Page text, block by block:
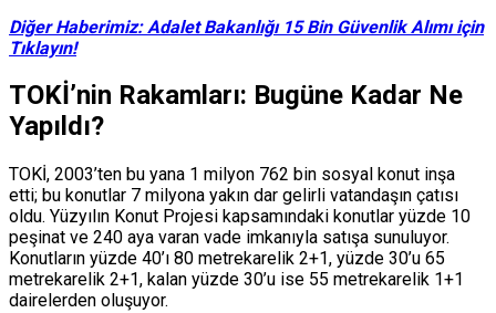
Diğer Haberimiz: Adalet Bakanlığı 15 Bin Güvenlik Alımı için
Tıklayın!
TOKİ’nin Rakamları: Bugüne Kadar Ne
Yapıldı?
TOKİ, 2003’ten bu yana 1 milyon 762 bin sosyal konut inşa
etti; bu konutlar 7 milyona yakın dar gelirli vatandaşın çatısı
oldu. Yüzyılın Konut Projesi kapsamındaki konutlar yüzde 10
peşinat ve 240 aya varan vade imkanıyla satışa sunuluyor.
Konutların yüzde 40’ı 80 metrekarelik 2+1, yüzde 30’u 65
metrekarelik 2+1, kalan yüzde 30’u ise 55 metrekarelik 1+1
dairelerden oluşuyor.